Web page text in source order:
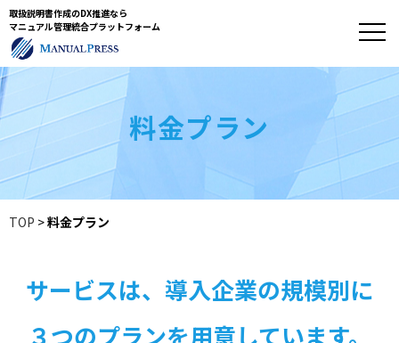
取扱説明書作成のDX推進なら
マニュアル管理統合プラットフォーム
料金プラン
TOP >料金プラン
サービスは、導入企業の規模別に
３つのプランを用意しています。